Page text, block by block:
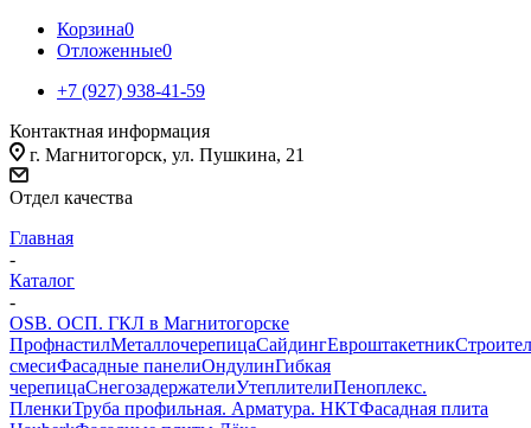
Корзина0
Отложенные0
+7 (927) 938-41-59
Контактная информация
г. Магнитогорск, ул. Пушкина, 21
Отдел качества
Главная
-
Каталог
-
OSB. ОСП. ГКЛ в Магнитогорске
ПрофнастилМеталлочерепицаСайдингЕвроштакетник
смесиФасадные панелиОндулинГибкая
черепицаСнегозадержателиУтеплителиПеноплекс.
ПленкиТруба профильная. Арматура. НКТФасадная плита